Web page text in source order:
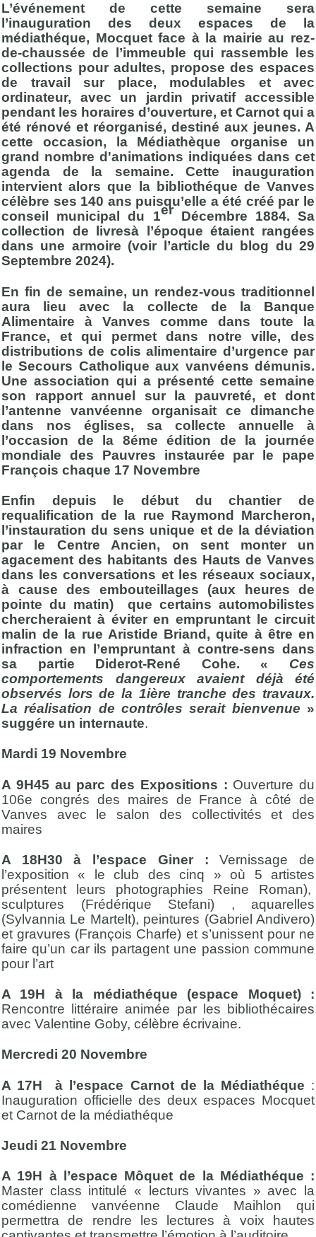
L’événement de cette semaine sera
l’inauguration des deux espaces de la
médiathéque, Mocquet face à la mairie au rez-
de-chaussée de l’immeuble qui rassemble les
collections pour adultes, propose des espaces
de travail sur place, modulables et avec
ordinateur, avec un jardin privatif accessible
pendant les horaires d’ouverture, et Carnot qui a
été rénové et réorganisé, destiné aux jeunes. A
cette occasion, la Médiathèque organise un
grand nombre d'animations indiquées dans cet
agenda de la semaine. Cette inauguration
intervient alors que la bibliothéque de Vanves
célèbre ses 140 ans puisqu’elle a été créé par le
conseil municipal du 1er Décembre 1884. Sa
collection de livresà l’époque étaient rangées
dans une armoire (voir l’article du blog du 29
Septembre 2024).
En fin de semaine, un rendez-vous traditionnel
aura lieu avec la collecte de la Banque
Alimentaire à Vanves comme dans toute la
France, et qui permet dans notre ville, des
distributions de colis alimentaire d’urgence par
le Secours Catholique aux vanvéens démunis.
Une association qui a présenté cette semaine
son rapport annuel sur la pauvreté, et dont
l’antenne vanvéenne organisait ce dimanche
dans nos églises, sa collecte annuelle à
l’occasion de la 8éme édition de la journée
mondiale des Pauvres instaurée par le pape
François chaque 17 Novembre
Enfin depuis le début du chantier de
requalification de la rue Raymond Marcheron,
l’instauration du sens unique et de la déviation
par le Centre Ancien, on sent monter un
agacement des habitants des Hauts de Vanves
dans les conversations et les réseaux sociaux,
à cause des embouteillages (aux heures de
pointe du matin) que certains automobilistes
chercheraient à éviter en empruntant le circuit
malin de la rue Aristide Briand, quite à être en
infraction en l’empruntant à contre-sens dans
sa partie Diderot-René Cohe. « Ces
comportements dangereux avaient déjà été
observés lors de la 1ière tranche des travaux.
La réalisation de contrôles serait bienvenue »
suggére un internaute.
Mardi 19 Novembre
A 9H45 au parc des Expositions : Ouverture du
106e congrés des maires de France à côté de
Vanves avec le salon des collectivités et des
maires
A 18H30 à l’espace Giner : Vernissage de
l’exposition « le club des cinq » où 5 artistes
présentent leurs photographies Reine Roman),
sculptures (Frédérique Stefani) , aquarelles
(Sylvannia Le Martelt), peintures (Gabriel Andivero)
et gravures (François Charfe) et s’unissent pour ne
faire qu’un car ils partagent une passion commune
pour l’art
A 19H à la médiathéque (espace Moquet) :
Rencontre littéraire animée par les bibliothécaires
avec Valentine Goby, célèbre écrivaine.
Mercredi 20 Novembre
A 17H à l’espace Carnot de la Médiathéque :
Inauguration officielle des deux espaces Mocquet
et Carnot de la médiathéque
Jeudi 21 Novembre
A 19H à l’espace Môquet de la Médiathéque :
Master class intitulé « lecturs vivantes » avec la
comédienne vanvéenne Claude Maihlon qui
permettra de rendre les lectures à voix hautes